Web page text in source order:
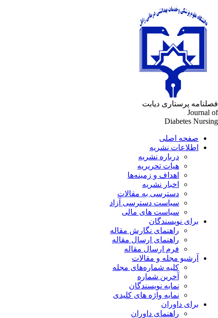
پرستاری دیابت
Journal
Diabetes
صفحه اصلی
اطلاعات نشریه
درباره نشریه
هیات تحریریه
اهداف و زمینه‌ها
اخبار نشریه
دسترسی به مقالات
سیاست دسترسی آزاد
سیاست های مالی
برای نویسندگان
راهنمای نگارش مقاله
راهنمای ارسال مقاله
فرم ارسال مقاله
آرشیو مجله و مقالات
کلیه شماره‌های مجله
آخرین شماره
نمایه نویسندگان
نمایه واژه های کلیدی
برای داوران
راهنمای داوران